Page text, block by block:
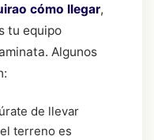
cómo llegar,
tu equipo
Algunos
de llevar
terreno es